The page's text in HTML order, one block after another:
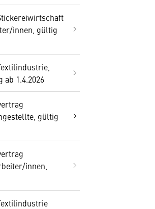
innen, gültig
1.4.2026
gültig
innen,